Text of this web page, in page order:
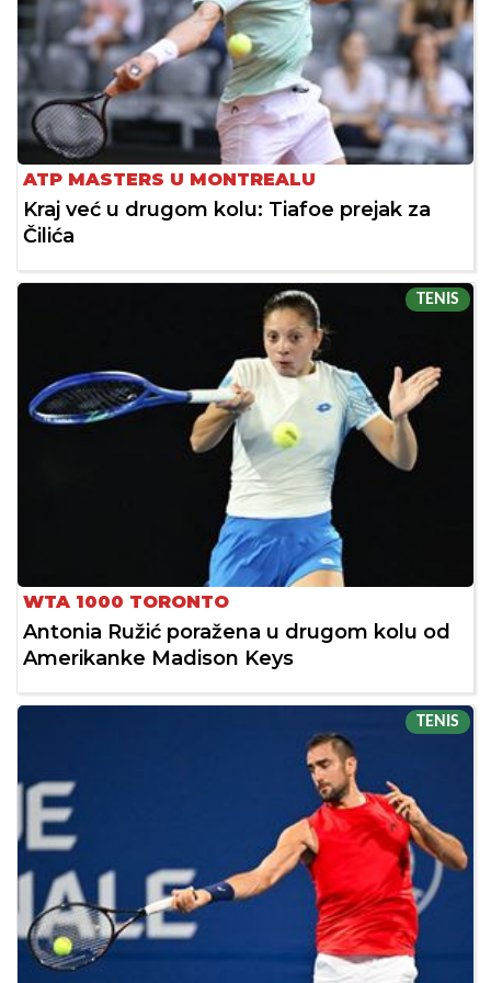
ATP MASTERS U MONTREALU
Kraj već u drugom kolu: Tiafoe prejak za
Čilića
TENIS
WTA 1000 TORONTO
Antonia Ružić poražena u drugom kolu od
Amerikanke Madison Keys
TENIS